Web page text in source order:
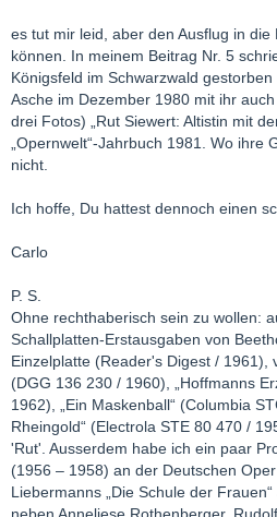
es tut mir leid, aber den Ausflug in die
können. In meinem Beitrag Nr. 5
Königsfeld im Schwarzwald
Asche im Dezember 1980 mit ihr
drei Fotos) „Rut Siewert: Altistin mit
„Opernwelt“-Jahrbuch 1981. Wo ihre
nicht.
Ich hoffe, Du hattest dennoch einen
Carlo
P. S.
Ohne rechthaberisch sein zu wollen:
Schallplatten-Erstausgaben von
Einzelplatte (Reader's Digest / 1961),
(DGG 136 230 / 1960), „Hoffmanns
1962), „Ein Maskenball“ (Columbia
Rheingold“ (Electrola STE 80 470 /
'Rut'. Ausserdem habe ich ein paar
(1956 – 1958) an der Deutschen
Liebermanns „Die Schule der
neben Anneliese Rothenberger,